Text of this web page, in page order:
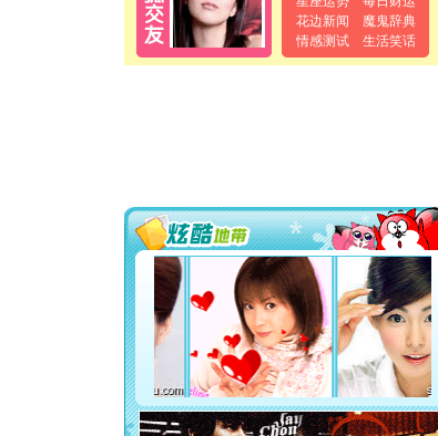
花边新闻
魔鬼辞典
情感测试
生活笑话